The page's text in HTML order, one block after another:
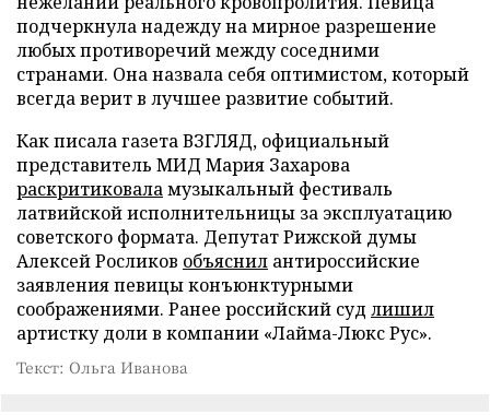
подчеркнула надежду на мирное разрешение
любых противоречий между соседними
странами. Она назвала себя оптимистом, который
всегда верит в лучшее развитие событий.
Как писала газета ВЗГЛЯД, официальный
представитель МИД Мария Захарова
раскритиковаламузыкальный фестиваль
латвийской исполнительницы за эксплуатацию
советского формата. Депутат Рижской думы
Алексей Росликов объяснил антироссийские
заявления певицы конъюнктурными
соображениями. Ранее российский суд лишил
артистку доли в компании «Лайма-Люкс Рус».
Текст: Ольга Иванова